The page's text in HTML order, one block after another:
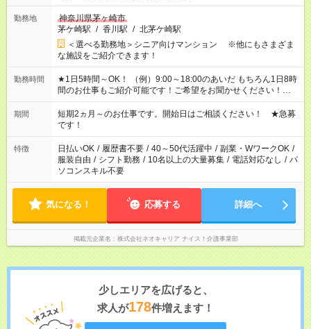
勤務地
神奈川県茅ヶ崎市
茅ケ崎駅 / 香川駅 / 北茅ケ崎駅
＜選べる勤務地＞シニア向けマンション ※他にもさまざま
な施設をご紹介できます！
勤務時間
★1日5時間～OK！ （例）9:00～18:00のあいだ もちろん1日8時
間のお仕事もご紹介可能です！ご希望をお聞かせください！★家
庭の都合でお休みが必要な場合も遠慮なくご相談ください。 ※
週最低15時間以上の勤務が必要です
期間
短期2ヵ月～のお仕事です。開始日はご相談ください！ ★急募
です！
特徴 日払いOK / 履歴書不要 / 40～50代活躍中 / 副業・WワークOK /
服装自由 / シフト勤務 / 10名以上の大量募集 / 電話対応なし / パ
ソコンスキル不要
気になる！ 応募する 詳細へ
掲載元企業名 株式会社ネオキャリア ナイス！介護事業部
少しエリアを広げると、
求人が178件増えます！